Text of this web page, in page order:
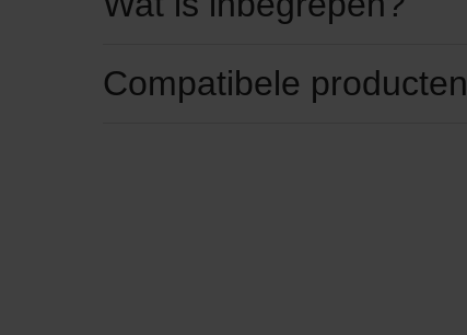
Compatibele producten